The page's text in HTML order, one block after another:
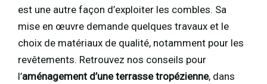
est une autre façon d’exploiter les combles. Sa
mise en œuvre demande quelques travaux et le
choix de matériaux de qualité, notamment pour les
revêtements. Retrouvez nos conseils pour
l’aménagement d’une terrasse tropézienne, dans